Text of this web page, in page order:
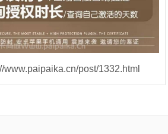
www.paipaika.cn/post/1332.html